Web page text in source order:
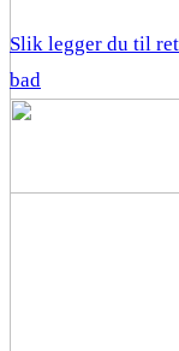
Slik legger du til
bad